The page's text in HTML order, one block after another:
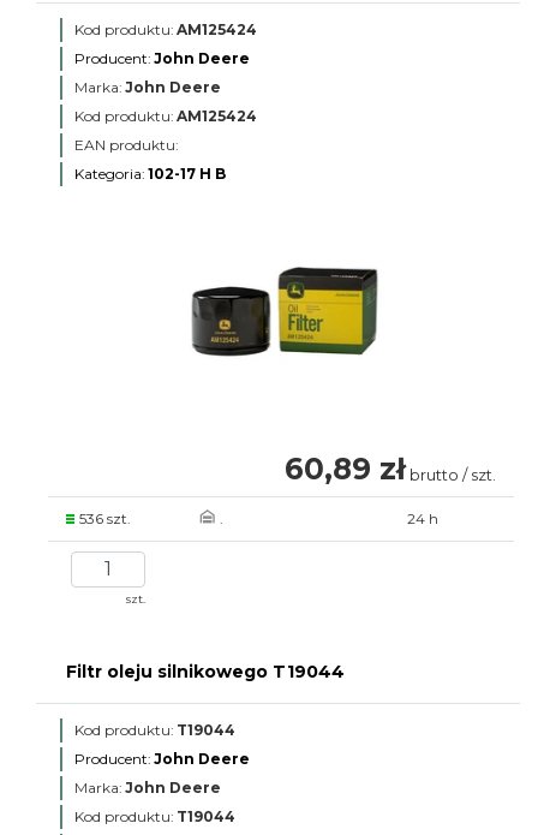
Kod produktu: AM125424
Producent: John Deere
Marka: John Deere
Kod produktu: AM125424
EAN produktu:
Kategoria: 102-17 H B
60,89 zł brutto / szt.
536 szt. . 24 h
szt.
Filtr oleju silnikowego T19044
Kod produktu: T19044
Producent: John Deere
Marka: John Deere
Kod produktu: T19044